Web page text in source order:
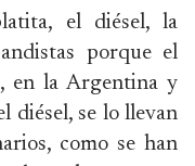
el diésel, la
porque el
en la Argentina y
diésel, se lo llevan
como se han